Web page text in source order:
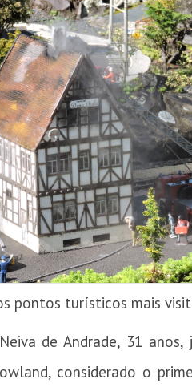
pontos turísticos mais
de Andrade, 31
considerado o